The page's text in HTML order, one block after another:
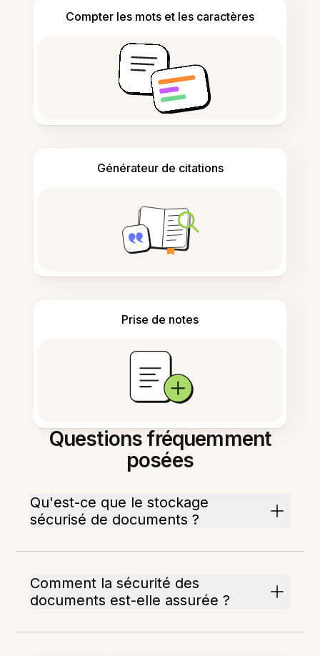
Compter les mots et les caractères
Générateur de citations
Prise de notes
Questions fréquemment
posées
Qu'est-ce que le stockage
sécurisé de documents ?
Comment la sécurité des
documents est-elle assurée ?